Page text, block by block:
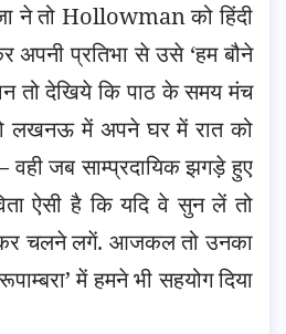
ने तो Hollowman को हिंदी
अपनी प्रतिभा से उसे ‘हम बौने
तो देखिये कि पाठ के समय मंच
लखनऊ में अपने घर में रात को
जब साम्प्रदायिक झगड़े हुए
ऐसी है कि यदि वे सुन लें तो
कर चलने लगें. आजकल तो उनका
में हमने भी सहयोग दिया